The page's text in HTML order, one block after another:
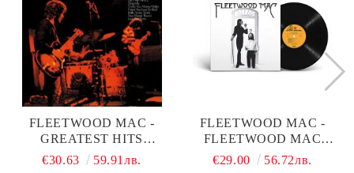
FLEETWOOD MAC -
GREATEST HITS
(VINYL)
€30.63 59.91лв.
FLEETWOOD MAC -
FLEETWOOD MAC
(VINYL)
€29.00 56.72лв.